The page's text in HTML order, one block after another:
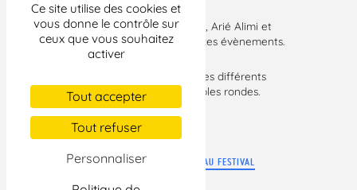
Ce site utilise des cookies et
vous donne le contrôle sur
ceux que vous souhaitez
activer
Tout accepter
Tout refuser
Personnaliser
Christiane Taubira, Evelyne Sire Marin, Arié Alimi et
Annie Gatebois-Lyon participeront à ces évènements.
Les lieux sont variés afin d’accueillir ces différents
spectacles, conférences-débats et tables rondes.
PROGRAMME DE LA PARTICIPATION À LA LDH AU FESTIVAL